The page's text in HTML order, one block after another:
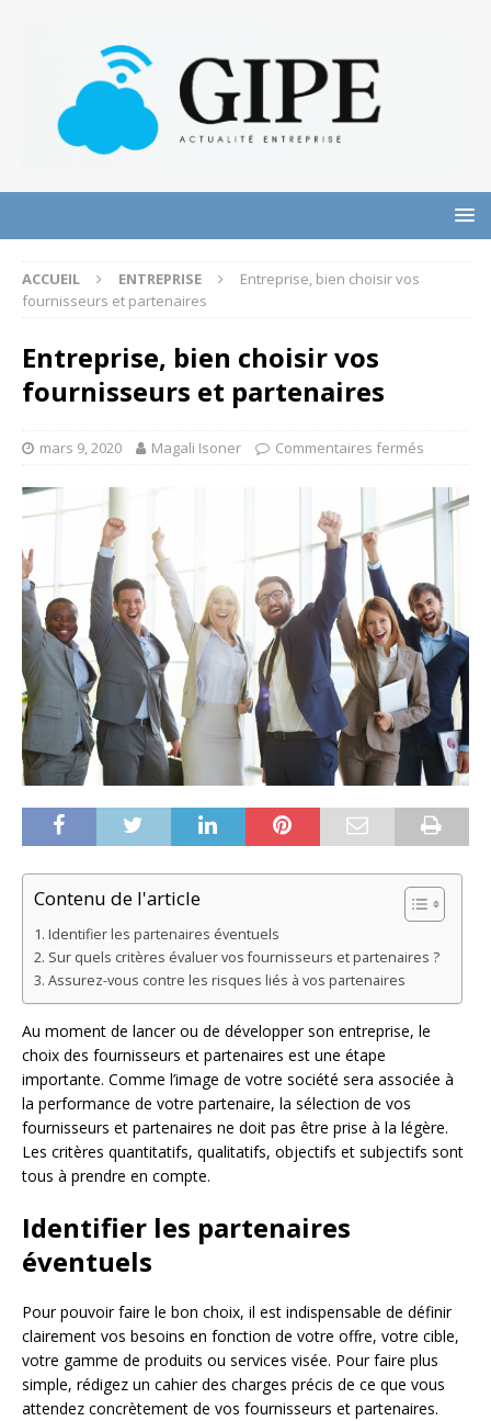
ACCUEIL ENTREPRISE
Entreprise, bien choisir vos
fournisseurs et partenaires
Entreprise, bien choisir vos
fournisseurs et partenaires
mars 9, 2020 Magali Isoner Commentaires fermés
Contenu de l'article
Identifier les partenaires éventuels
Sur quels critères évaluer vos fournisseurs et partenaires ?
Assurez-vous contre les risques liés à vos partenaires
Au moment de lancer ou de développer son entreprise, le
choix des fournisseurs et partenaires est une étape
importante. Comme l’image de votre société sera associée à
la performance de votre partenaire, la sélection de vos
fournisseurs et partenaires ne doit pas être prise à la légère.
Les critères quantitatifs, qualitatifs, objectifs et subjectifs sont
tous à prendre en compte.
Identifier les partenaires
éventuels
Pour pouvoir faire le bon choix, il est indispensable de définir
clairement vos besoins en fonction de votre offre, votre cible,
votre gamme de produits ou services visée. Pour faire plus
simple, rédigez un cahier des charges précis de ce que vous
attendez concrètement de vos fournisseurs et partenaires.